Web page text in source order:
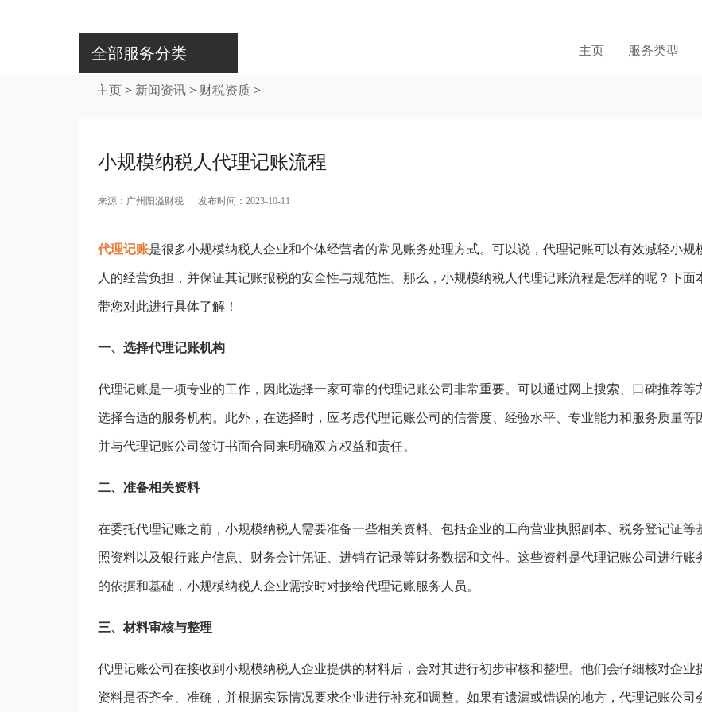
全部服务分类 主页 服务类型
主页 > 新闻资讯 > 财税资质 >
小规模纳税人代理记账流程
来源：广州阳溢财税 发布时间：2023-10-11
代理记账是很多小规模纳税人企业和个体经营者的常见账务处理方式。可以说，代理记账可以有效减轻小规
人的经营负担，并保证其记账报税的安全性与规范性。那么，小规模纳税人代理记账流程是怎样的呢？下面
带您对此进行具体了解！
一、选择代理记账机构
代理记账是一项专业的工作，因此选择一家可靠的代理记账公司非常重要。可以通过网上搜索、口碑推荐等
选择合适的服务机构。此外，在选择时，应考虑代理记账公司的信誉度、经验水平、专业能力和服务质量等
并与代理记账公司签订书面合同来明确双方权益和责任。
二、准备相关资料
在委托代理记账之前，小规模纳税人需要准备一些相关资料。包括企业的工商营业执照副本、税务登记证等
照资料以及银行账户信息、财务会计凭证、进销存记录等财务数据和文件。这些资料是代理记账公司进行账
的依据和基础，小规模纳税人企业需按时对接给代理记账服务人员。
三、材料审核与整理
代理记账公司在接收到小规模纳税人企业提供的材料后，会对其进行初步审核和整理。他们会仔细核对企业
资料是否齐全、准确，并根据实际情况要求企业进行补充和调整。如果有遗漏或错误的地方，代理记账公司